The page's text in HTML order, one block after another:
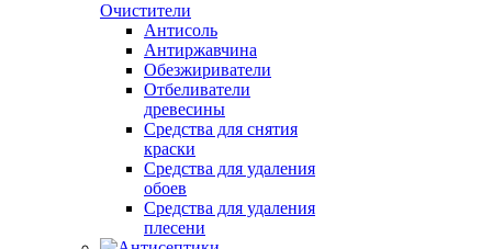
Очистители
Антисоль
Антиржавчина
Обезжириватели
Отбеливатели
древесины
Средства для снятия
краски
Средства для удаления
обоев
Средства для удаления
плесени